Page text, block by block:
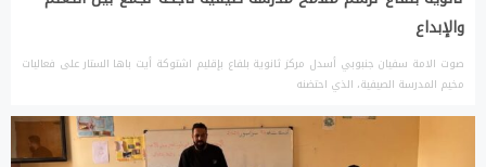
والإبداع
صوت الامة سفيان جنبوبي أسدل مركز ثانوية بلفاع بإقليم اشتوكة أيت باها الستار على فعاليات
مخيم المدرسة الصيفية، الذي احتضنه